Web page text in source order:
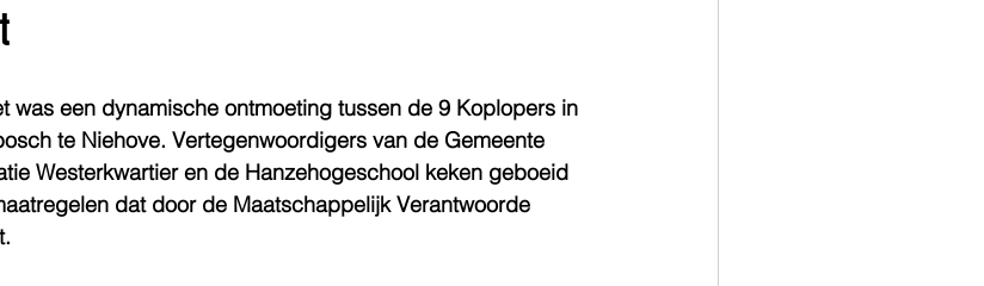
was een dynamische ontmoeting tussen de 9 Koplopers in
te Niehove. Vertegenwoordigers van de Gemeente
Westerkwartier en de Hanzehogeschool keken geboeid
dat door de Maatschappelijk Verantwoorde